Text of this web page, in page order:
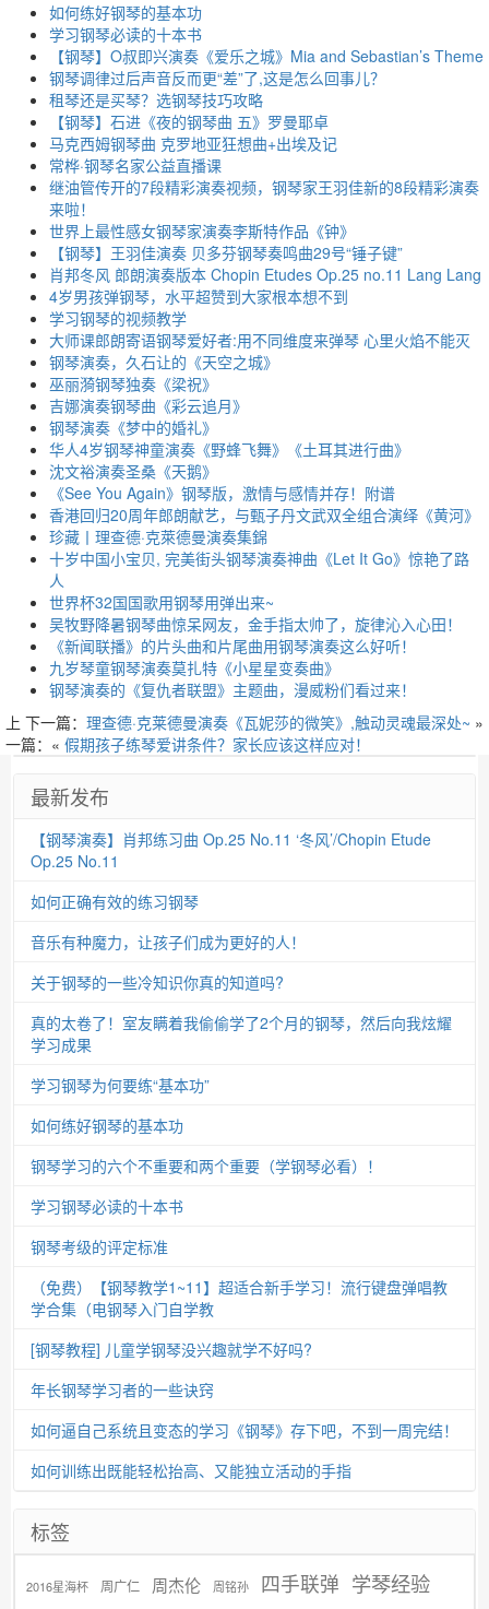
如何练好钢琴的基本功
学习钢琴必读的十本书
【钢琴】O叔即兴演奏《爱乐之城》Mia and Sebastian’s Theme
钢琴调律过后声音反而更“差”了,这是怎么回事儿？
租琴还是买琴？选钢琴技巧攻略
【钢琴】石进《夜的钢琴曲 五》罗曼耶卓
马克西姆钢琴曲 克罗地亚狂想曲+出埃及记
常桦·钢琴名家公益直播课
继油管传开的7段精彩演奏视频，钢琴家王羽佳新的8段精彩演奏
来啦！
世界上最性感女钢琴家演奏李斯特作品《钟》
【钢琴】王羽佳演奏 贝多芬钢琴奏鸣曲29号“锤子键”
肖邦冬风 郎朗演奏版本 Chopin Etudes Op.25 no.11 Lang Lang
4岁男孩弹钢琴，水平超赞到大家根本想不到
学习钢琴的视频教学
大师课郎朗寄语钢琴爱好者:用不同维度来弹琴 心里火焰不能灭
钢琴演奏，久石让的《天空之城》
巫丽漪钢琴独奏《梁祝》
吉娜演奏钢琴曲《彩云追月》
钢琴演奏《梦中的婚礼》
华人4岁钢琴神童演奏《野蜂飞舞》《土耳其进行曲》
沈文裕演奏圣桑《天鹅》
《See You Again》钢琴版，激情与感情并存！附谱
香港回归20周年郎朗献艺，与甄子丹文武双全组合演绎《黄河》
珍藏丨理查德·克萊德曼演奏集錦
十岁中国小宝贝, 完美街头钢琴演奏神曲《Let It Go》惊艳了路
人
世界杯32国国歌用钢琴用弹出来~
吴牧野降暑钢琴曲惊呆网友，金手指太帅了，旋律沁入心田！
《新闻联播》的片头曲和片尾曲用钢琴演奏这么好听！
九岁琴童钢琴演奏莫扎特《小星星变奏曲》
钢琴演奏的《复仇者联盟》主题曲，漫威粉们看过来！
下一篇： 理查德·克莱德曼演奏《瓦妮莎的微笑》,触动灵魂最深处~ »
上
一篇：« 假期孩子练琴爱讲条件？家长应该这样应对！
最新发布
【钢琴演奏】肖邦练习曲 Op.25 No.11 ‘冬风’/Chopin Etude
Op.25 No.11
如何正确有效的练习钢琴
音乐有种魔力，让孩子们成为更好的人！
关于钢琴的一些冷知识你真的知道吗?
真的太卷了！室友瞒着我偷偷学了2个月的钢琴，然后向我炫耀
学习成果
学习钢琴为何要练“基本功”
如何练好钢琴的基本功
钢琴学习的六个不重要和两个重要（学钢琴必看）！
学习钢琴必读的十本书
钢琴考级的评定标准
（免费）【钢琴教学1~11】超适合新手学习！流行键盘弹唱教
学合集（电钢琴入门自学教
[钢琴教程] 儿童学钢琴没兴趣就学不好吗?
年长钢琴学习者的一些诀窍
如何逼自己系统且变态的学习《钢琴》存下吧，不到一周完结！
如何训练出既能轻松抬高、又能独立活动的手指
标签
2016星海杯 周广仁 周杰伦 周铭孙 四手联弹 学琴经验